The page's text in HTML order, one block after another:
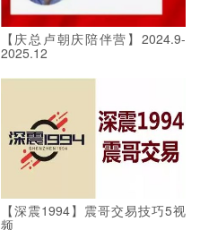
【庆总卢朝庆陪伴营】2024.9-
2025.12
【深震1994】震哥交易技巧5视
频